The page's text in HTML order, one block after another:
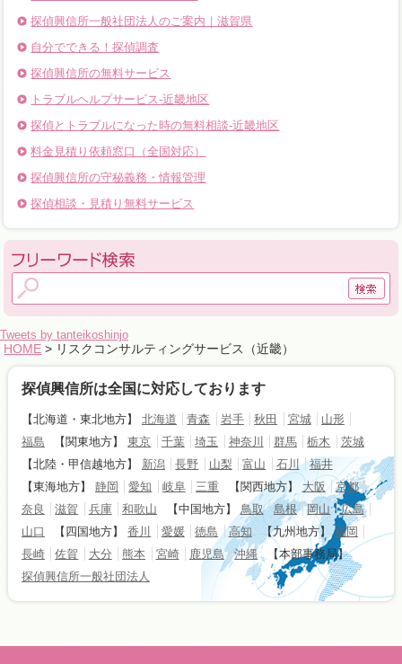
探偵興信所一般社団法人のご案内｜滋賀県
自分でできる！探偵調査
探偵興信所の無料サービス
トラブルヘルプサービス-近畿地区
探偵とトラブルになった時の無料相談‐近畿地区
料金見積り依頼窓口（全国対応）
探偵興信所の守秘義務・情報管理
探偵相談・見積り無料サービス
Tweets by tanteikoshinjo
HOME > リスクコンサルティングサービス（近畿）
探偵興信所は全国に対応しております
【北海道・東北地方】 北海道 青森 岩手 秋田 宮城
山形
福島
【関東地方】 東京 千葉 埼玉 神奈川 群馬 栃木
茨城
【北陸・甲信越地方】
新潟 長野 山梨 富山 石川
福井
【東海地方】
静岡 愛知 岐阜 三重 【関西地方】 大阪
京都
奈良
滋賀 兵庫 和歌山 【中国地方】 鳥取 島根 岡山
広島
山口
【四国地方】 香川 愛媛 徳島 高知 【九州地方】 福岡
長崎
佐賀 大分 熊本 宮崎 鹿児島 沖縄
【本部事務局】
探偵興信所一般社団法人